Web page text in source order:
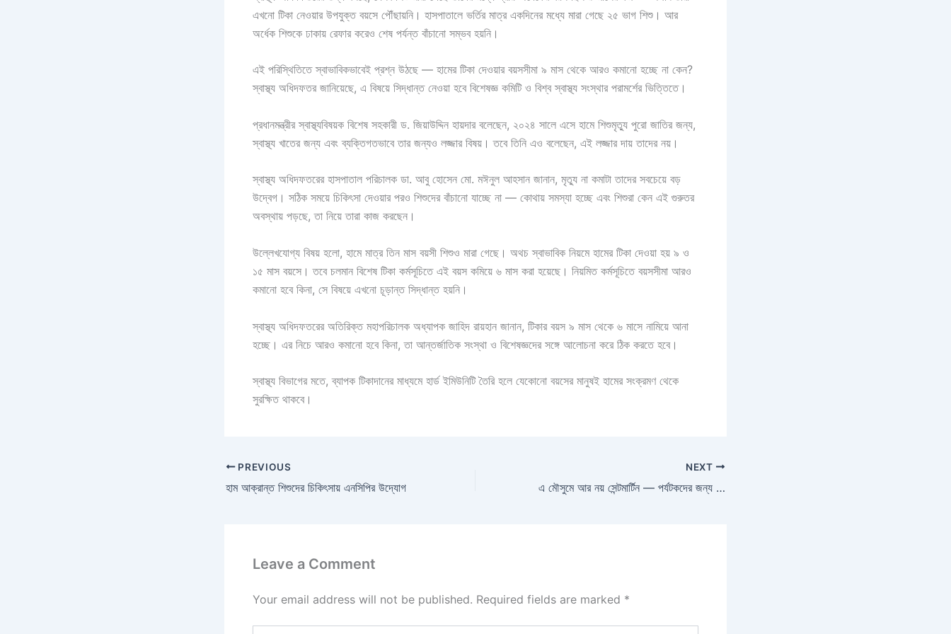
এখনো টিকা নেওয়ার উপযুক্ত বয়সে পৌঁছায়নি। হাসপাতালে ভর্তির মাত্র একদিনের মধ্যে মারা গেছে ২৫ ভাগ শিশু। আর
অর্ধেক শিশুকে ঢাকায় রেফার করেও শেষ পর্যন্ত বাঁচানো সম্ভব হয়নি।
এই পরিস্থিতিতে স্বাভাবিকভাবেই প্রশ্ন উঠছে — হামের টিকা দেওয়ার বয়সসীমা ৯ মাস থেকে আরও কমানো হচ্ছে না কেন?
স্বাস্থ্য অধিদফতর জানিয়েছে, এ বিষয়ে সিদ্ধান্ত নেওয়া হবে বিশেষজ্ঞ কমিটি ও বিশ্ব স্বাস্থ্য সংস্থার পরামর্শের ভিত্তিতে।
প্রধানমন্ত্রীর স্বাস্থ্যবিষয়ক বিশেষ সহকারী ড. জিয়াউদ্দিন হায়দার বলেছেন, ২০২৪ সালে এসে হামে শিশুমৃত্যু পুরো জাতির জন্য,
স্বাস্থ্য খাতের জন্য এবং ব্যক্তিগতভাবে তার জন্যও লজ্জার বিষয়। তবে তিনি এও বলেছেন, এই লজ্জার দায় তাদের নয়।
স্বাস্থ্য অধিদফতরের হাসপাতাল পরিচালক ডা. আবু হোসেন মো. মঈনুল আহসান জানান, মৃত্যু না কমাটা তাদের সবচেয়ে বড়
উদ্বেগ। সঠিক সময়ে চিকিৎসা দেওয়ার পরও শিশুদের বাঁচানো যাচ্ছে না — কোথায় সমস্যা হচ্ছে এবং শিশুরা কেন এই গুরুতর
অবস্থায় পড়ছে, তা নিয়ে তারা কাজ করছেন।
উল্লেখযোগ্য বিষয় হলো, হামে মাত্র তিন মাস বয়সী শিশুও মারা গেছে। অথচ স্বাভাবিক নিয়মে হামের টিকা দেওয়া হয় ৯ ও
১৫ মাস বয়সে। তবে চলমান বিশেষ টিকা কর্মসূচিতে এই বয়স কমিয়ে ৬ মাস করা হয়েছে। নিয়মিত কর্মসূচিতে বয়সসীমা আরও
কমানো হবে কিনা, সে বিষয়ে এখনো চূড়ান্ত সিদ্ধান্ত হয়নি।
স্বাস্থ্য অধিদফতরের অতিরিক্ত মহাপরিচালক অধ্যাপক জাহিদ রায়হান জানান, টিকার বয়স ৯ মাস থেকে ৬ মাসে নামিয়ে আনা
হচ্ছে। এর নিচে আরও কমানো হবে কিনা, তা আন্তর্জাতিক সংস্থা ও বিশেষজ্ঞদের সঙ্গে আলোচনা করে ঠিক করতে হবে।
স্বাস্থ্য বিভাগের মতে, ব্যাপক টিকাদানের মাধ্যমে হার্ড ইমিউনিটি তৈরি হলে যেকোনো বয়সের মানুষই হামের সংক্রমণ থেকে
সুরক্ষিত থাকবে।
PREVIOUS
হাম আক্রান্ত শিশুদের চিকিৎসায় এনসিপির উদ্যোগ
NEXT
এ মৌসুমে আর নয় সেন্টমার্টিন — পর্যটকদের জন্য বন্ধ হয়ে গেল প্রবাল দ্বীপ
Leave a Comment
Your email address will not be published. Required fields are marked *